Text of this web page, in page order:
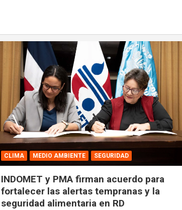
CLIMA MEDIO AMBIENTE SEGURIDAD
INDOMET y PMA firman acuerdo para
fortalecer las alertas tempranas y la
seguridad alimentaria en RD